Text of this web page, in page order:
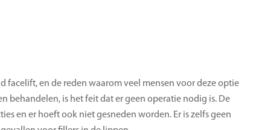
facelift, en de reden waarom veel mensen voor deze optie
behandelen, is het feit dat er geen operatie nodig is. De
en er hoeft ook niet gesneden worden. Er is zelfs geen